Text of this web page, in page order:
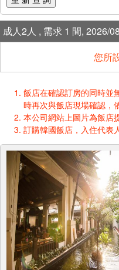
成人2人 , 需求 1 間, 2026/
您所
飯店在確認訂房的同時並
時再次與飯店現場確認，
本公司網站上圖片為飯店
訂購韓國飯店，入住代表